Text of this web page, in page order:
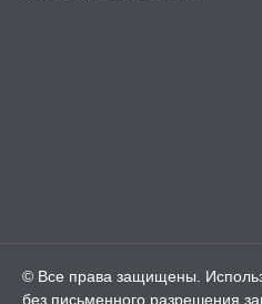
© Все права защищены.
без письменного разрешения